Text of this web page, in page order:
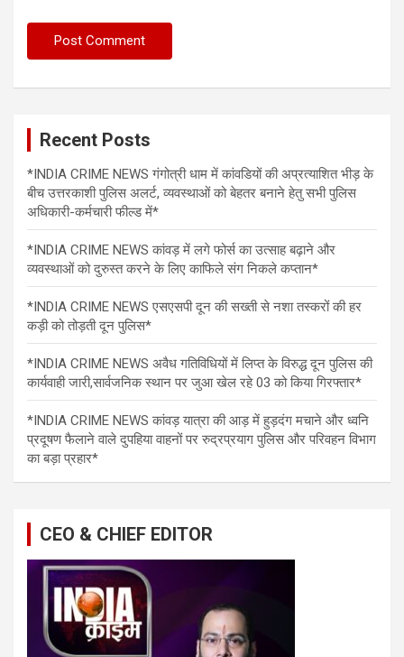
Recent Posts
*INDIA CRIME NEWS गंगोत्री धाम में कांवडियों की अप्रत्याशित भीड़ के
बीच उत्तरकाशी पुलिस अलर्ट, व्यवस्थाओं को बेहतर बनाने हेतु सभी पुलिस
अधिकारी-कर्मचारी फील्ड में*
*INDIA CRIME NEWS कांवड़ में लगे फोर्स का उत्साह बढ़ाने और
व्यवस्थाओं को दुरुस्त करने के लिए काफिले संग निकले कप्तान*
*INDIA CRIME NEWS एसएसपी दून की सख्ती से नशा तस्करों की हर
कड़ी को तोड़ती दून पुलिस*
*INDIA CRIME NEWS अवैध गतिविधियों में लिप्त के विरुद्ध दून पुलिस की
कार्यवाही जारी,सार्वजनिक स्थान पर जुआ खेल रहे 03 को किया गिरफ्तार*
*INDIA CRIME NEWS कांवड़ यात्रा की आड़ में हुड़दंग मचाने और ध्वनि
प्रदूषण फैलाने वाले दुपहिया वाहनों पर रुद्रप्रयाग पुलिस और परिवहन विभाग
का बड़ा प्रहार*
CEO & CHIEF EDITOR